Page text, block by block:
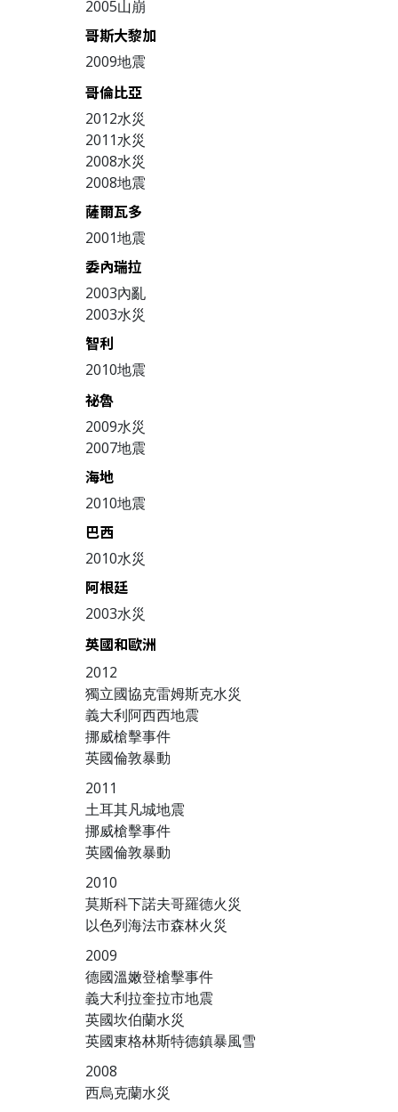
2005山崩
哥斯大黎加
2009地震
哥倫比亞
2012水災
2011水災
2008水災
2008地震
薩爾瓦多
2001地震
委內瑞拉
2003內亂
2003水災
智利
2010地震
祕魯
2009水災
2007地震
海地
2010地震
巴西
2010水災
阿根廷
2003水災
英國和歐洲
2012
獨立國協克雷姆斯克水災
義大利阿西西地震
挪威槍擊事件
英國倫敦暴動
2011
土耳其凡城地震
挪威槍擊事件
英國倫敦暴動
2010
莫斯科下諾夫哥羅德火災
以色列海法市森林火災
2009
德國溫嫩登槍擊事件
義大利拉奎拉市地震
英國坎伯蘭水災
英國東格林斯特德鎮暴風雪
2008
西烏克蘭水災